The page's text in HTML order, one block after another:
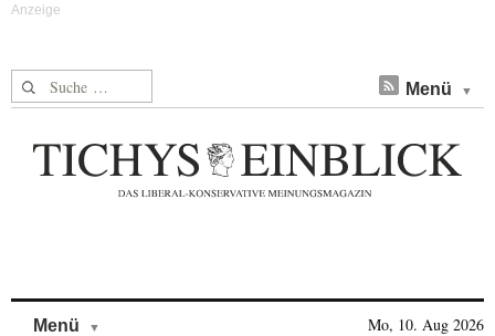
Suche nach: Menü
Menü Mo, 10. Aug 2026